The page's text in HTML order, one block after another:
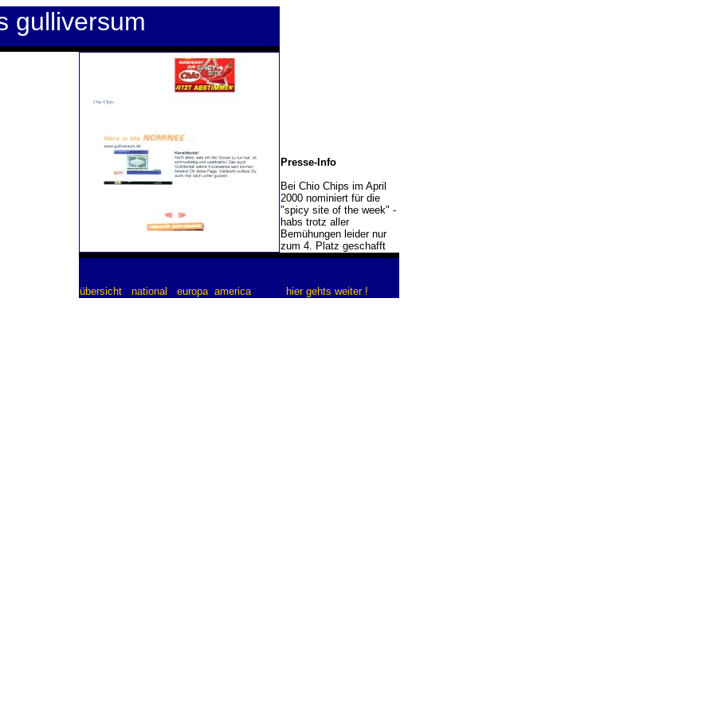
gulliversum
Presse-Info
Bei Chio Chips im April
2000 nominiert für die
"spicy site of the week" -
habs trotz aller
Bemühungen leider nur
zum 4. Platz geschafft
übersicht national europa america hier gehts weiter !